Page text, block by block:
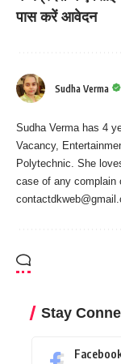
पास करें आवेदन
Sudha Verma
Sudha Verma has 4
Vacancy,
Polytechnic. She
case of any complain
Stay